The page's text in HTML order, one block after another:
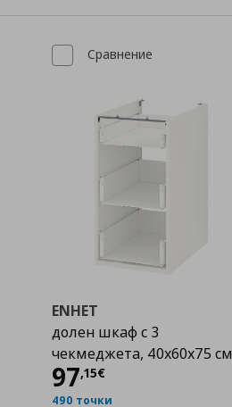
Сравнение
ENHET
долен шкаф с 3
чекмеджета, 40x60x75 см
97,15€
Цена
490 точки